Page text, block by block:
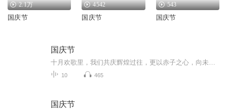
2.1万
国庆节
4542
国庆节
543
国庆节
国庆节
10 465
国庆节